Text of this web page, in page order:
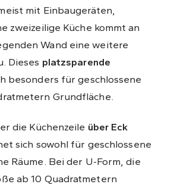
mit Einbaugeräten,
zweizeilige Küche kommt an
Wand eine weitere
Dieses platzsparende
besonders für geschlossene
Grundfläche.
die Küchenzeile über Eck
sich sowohl für geschlossene
Räume. Bei der U-Form, die
ab 10 Quadratmetern